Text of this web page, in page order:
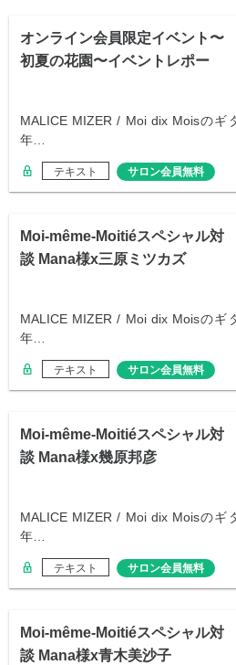
オンライン会員限定イベント〜
初夏の花園〜イベントレポー
MALICE MIZER / Moi dix Moisのギ
年…
テキスト サロン会員無料
Moi-même-Moitiéスペシャル対
談 Mana様x三原ミツカズ
MALICE MIZER / Moi dix Moisのギ
年…
テキスト サロン会員無料
Moi-même-Moitiéスペシャル対
談 Mana様x幾原邦彦
MALICE MIZER / Moi dix Moisのギ
年…
テキスト サロン会員無料
Moi-même-Moitiéスペシャル対
談 Mana様x青木美沙子